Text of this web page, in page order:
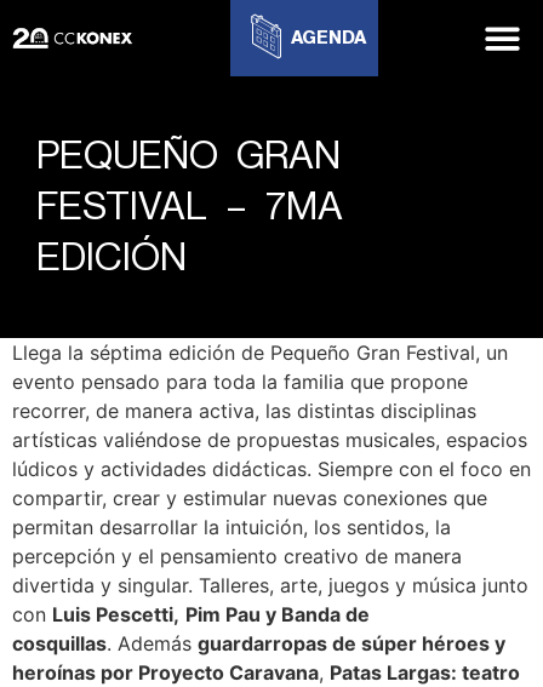
AGENDA
PEQUEÑO GRAN
FESTIVAL – 7MA
EDICIÓN
Llega la séptima edición de Pequeño Gran Festival, un
evento pensado para toda la familia que propone
recorrer, de manera activa, las distintas disciplinas
artísticas valiéndose de propuestas musicales, espacios
lúdicos y actividades didácticas. Siempre con el foco en
compartir, crear y estimular nuevas conexiones que
permitan desarrollar la intuición, los sentidos, la
percepción y el pensamiento creativo de manera
divertida y singular. Talleres, arte, juegos y música junto
con Luis Pescetti, Pim Pau y Banda de
cosquillas. Además guardarropas de súper héroes y
heroínas por Proyecto Caravana, Patas Largas: teatro